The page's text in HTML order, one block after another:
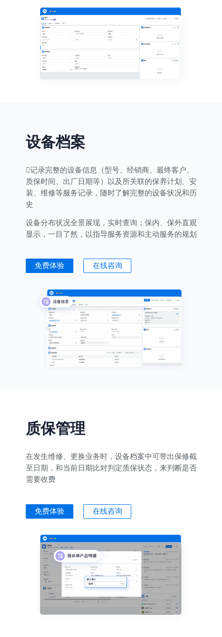
设备档案
记录完整的设备信息（型号、经销商、最终客户、
质保时间、出厂日期等）以及所关联的保养计划、安
装、维修等服务记录，随时了解完整的设备状况和历
史
设备分布状况全景展现，实时查询；保内、保外直观
显示，一目了然，以指导服务资源和主动服务的规划
免费体验 在线咨询
质保管理
在发生维修、更换业务时，设备档案中可带出保修截
至日期，和当前日期比对判定质保状态，来判断是否
需要收费
免费体验 在线咨询